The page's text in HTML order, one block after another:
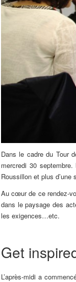
Dans le cadre du Tour
mercredi 30
Roussillon et plus d’une
Au cœur de ce rendez-
dans le paysage des
les exigences…etc.
Get
L’après-midi a